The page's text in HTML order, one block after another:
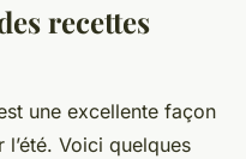
recettes
une excellente façon
Voici quelques